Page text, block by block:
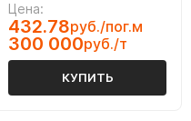
Цена:
432.78руб./пог.м
300 000руб./т
КУПИТЬ